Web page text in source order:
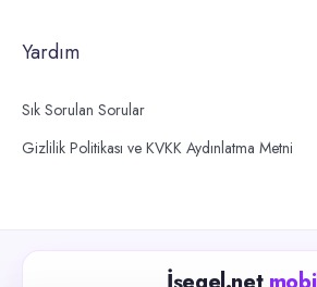
Yardım
Sık Sorulan Sorular
Gizlilik Politikası ve KVKK Aydınlatma Metni